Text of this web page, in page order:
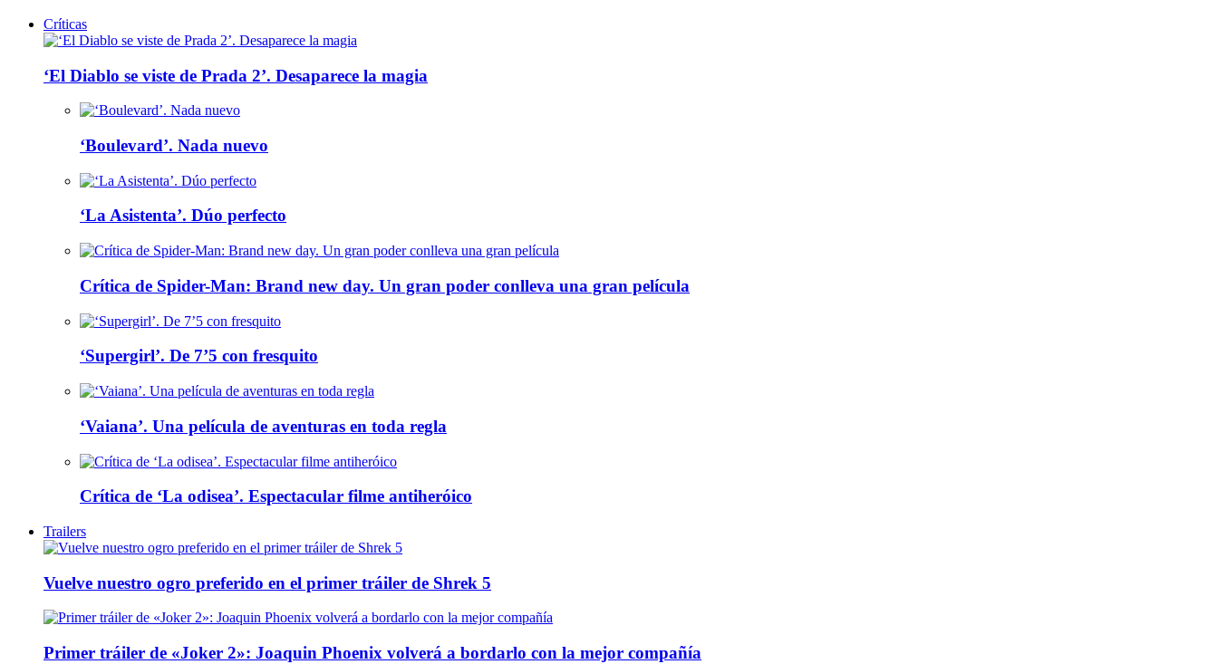
Críticas
‘El Diablo se viste de Prada 2’. Desaparece la magia
‘Boulevard’. Nada nuevo
‘La Asistenta’. Dúo perfecto
Crítica de Spider-Man: Brand new day. Un gran poder conlleva una gran película
‘Supergirl’. De 7’5 con fresquito
‘Vaiana’. Una película de aventuras en toda regla
Crítica de ‘La odisea’. Espectacular filme antiheróico
Trailers
Vuelve nuestro ogro preferido en el primer tráiler de Shrek 5
Primer tráiler de «Joker 2»: Joaquin Phoenix volverá a bordarlo con la mejor compañía